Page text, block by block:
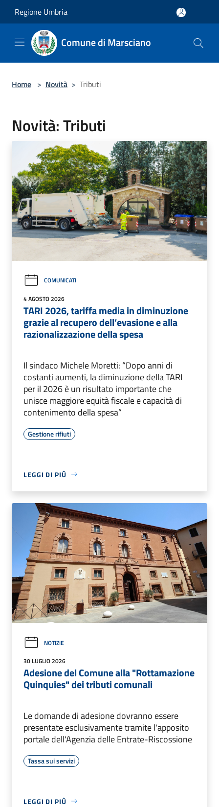
Regione Umbria
Comune di Marsciano
Home > Novità > Tributi
Novità: Tributi
COMUNICATI
4 AGOSTO 2026
TARI 2026, tariffa media in diminuzione
grazie al recupero dell’evasione e alla
razionalizzazione della spesa
Il sindaco Michele Moretti: “Dopo anni di
costanti aumenti, la diminuzione della TARI
per il 2026 è un risultato importante che
unisce maggiore equità fiscale e capacità di
contenimento della spesa”
Gestione rifiuti
LEGGI DI PIÙ
NOTIZIE
30 LUGLIO 2026
Adesione del Comune alla "Rottamazione
Quinquies" dei tributi comunali
Le domande di adesione dovranno essere
presentate esclusivamente tramite l'apposito
portale dell'Agenzia delle Entrate-Riscossione
Tassa sui servizi
LEGGI DI PIÙ